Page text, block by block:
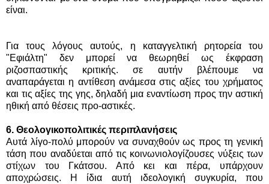
είναι.
Για τους λόγους αυτούς, η καταγγελτική ρητορεία του
"Εφιάλτη" δεν μπορεί να θεωρηθεί ως έκφραση
ριζοσπαστικής κριτικής. σε αυτήν βλέπουμε να
αναπαράγεται η αντίθεση ανάμεσα στις αξίες του χρήματος
και τις αξίες της γης, δηλαδή μια εναντίωση προς την αστική
ηθική από θέσεις προ-αστικές.
6. Θεολογικοπολιτικές περιπλανήσεις
Αυτά λίγο-πολύ μπορούν να συναχθούν ως προς τη γενική
τάση που αναδύεται από τις κοινωνιολογίζουσες νύξεις των
στίχων του Γκάτσου. Από κει και πέρα, υπάρχουν
αποχρώσεις. Η ίδια αυτή ιδεολογική συγκυρία, που